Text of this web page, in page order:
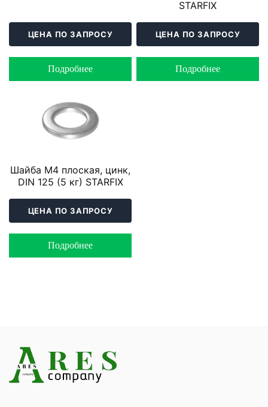
ЦЕНА ПО ЗАПРОСУ
Подробнее
STARFIX
ЦЕНА ПО ЗАПРОСУ
Подробнее
Шайба М4 плоская, цинк,
DIN 125 (5 кг) STARFIX
ЦЕНА ПО ЗАПРОСУ
Подробнее